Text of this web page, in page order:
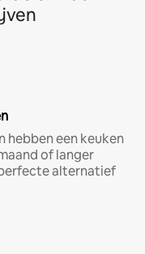
hebben een keuken
of langer
alternatief